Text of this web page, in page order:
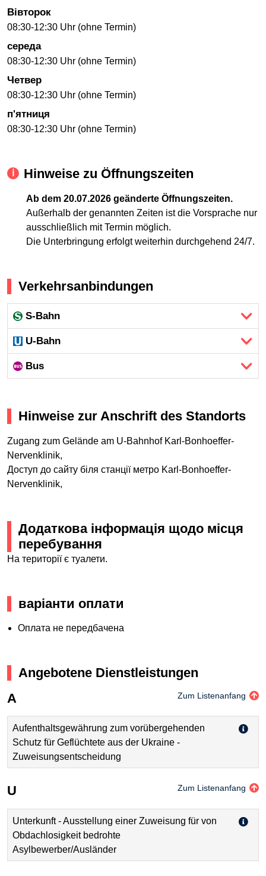
Вівторок
08:30-12:30 Uhr (ohne Termin)
середа
08:30-12:30 Uhr (ohne Termin)
Четвер
08:30-12:30 Uhr (ohne Termin)
п'ятниця
08:30-12:30 Uhr (ohne Termin)
Hinweise zu Öffnungszeiten
Ab dem 20.07.2026 geänderte Öffnungszeiten.
Außerhalb der genannten Zeiten ist die Vorsprache nur
ausschließlich mit Termin möglich.
Die Unterbringung erfolgt weiterhin durchgehend 24/7.
Verkehrsanbindungen
S-Bahn
U-Bahn
Bus
Hinweise zur Anschrift des Standorts
Zugang zum Gelände am U-Bahnhof Karl-Bonhoeffer-
Nervenklinik,
Доступ до сайту біля станції метро Karl-Bonhoeffer-
Nervenklinik,
Додаткова інформація щодо місця
перебування
На території є туалети.
варіанти оплати
Оплата не передбачена
Angebotene Dienstleistungen
A
Zum Listenanfang
Aufenthaltsgewährung zum vorübergehenden
Schutz für Geflüchtete aus der Ukraine -
Zuweisungsentscheidung
U Zum Listenanfang
Unterkunft - Ausstellung einer Zuweisung für von
Obdachlosigkeit bedrohte
Asylbewerber/Ausländer